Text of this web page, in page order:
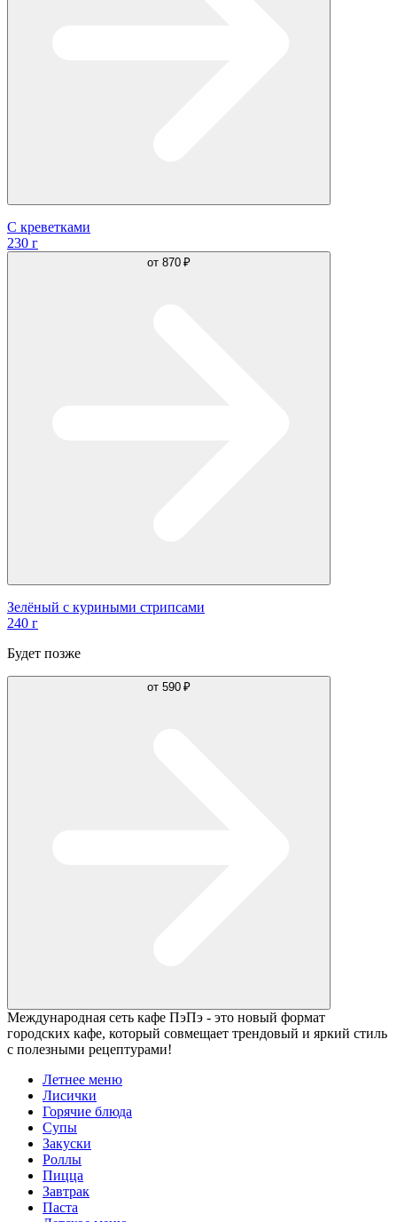
С креветками
230 г
от 870 ₽
Зелёный с куриными стрипсами
240 г
Будет позже
от 590 ₽
Международная сеть кафе ПэПэ - это новый формат
городских кафе, который совмещает трендовый и яркий стиль
с полезными рецептурами!
Летнее меню
Лисички
Горячие блюда
Супы
Закуски
Роллы
Пицца
Завтрак
Паста